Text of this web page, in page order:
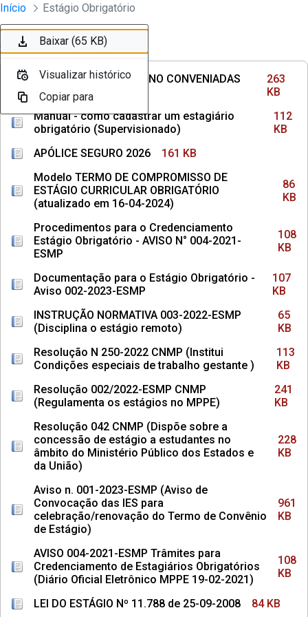
Pular para o Conteúdo principal
Divisão Minima - Escola Superior
Início Estágio Obrigatório
Ordenar Filtro
INSTITUIÇÕES DE ENSINO CONVENIADAS
COM MPPE
263
KB
Manual - como cadastrar um estagiário
obrigatório (Supervisionado)
112
KB
APÓLICE SEGURO 2026
161 KB
Modelo TERMO DE COMPROMISSO DE
ESTÁGIO CURRICULAR OBRIGATÓRIO
(atualizado em 16-04-2024)
86
KB
Procedimentos para o Credenciamento
Estágio Obrigatório - AVISO N° 004-2021-
ESMP
108
KB
Documentação para o Estágio Obrigatório -
Aviso 002-2023-ESMP
107
KB
INSTRUÇÃO NORMATIVA 003-2022-ESMP
(Disciplina o estágio remoto)
65
KB
Resolução N 250-2022 CNMP (Institui
Condições especiais de trabalho gestante )
113
KB
Resolução 002/2022-ESMP CNMP
(Regulamenta os estágios no MPPE)
241
KB
Resolução 042 CNMP (Dispõe sobre a
concessão de estágio a estudantes no
âmbito do Ministério Público dos Estados e
da União)
228
KB
Aviso n. 001-2023-ESMP (Aviso de
Convocação das IES para
celebração/renovação do Termo de Convênio
de Estágio)
961
KB
AVISO 004-2021-ESMP Trâmites para
Credenciamento de Estagiários Obrigatórios
(Diário Oficial Eletrônico MPPE 19-02-2021)
108
KB
LEI DO ESTÁGIO Nº 11.788 de 25-09-2008 84 KB
Baixar (263 KB)
Visualizar histórico
Copiar para
Baixar (112 KB)
Visualizar histórico
Copiar para
Baixar (161 KB)
Visualizar histórico
Copiar para
Baixar (86 KB)
Visualizar histórico
Copiar para
Baixar (108 KB)
Visualizar histórico
Copiar para
Baixar (107 KB)
Visualizar histórico
Copiar para
Baixar (65 KB)
Visualizar histórico
Copiar para